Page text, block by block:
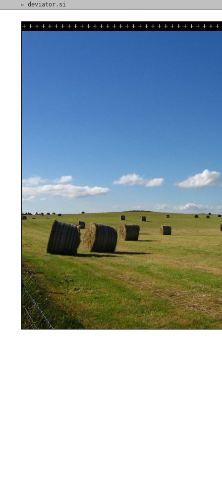
⇐ deviator.si
+ + + + + + + + + + + + + + + + + + + + + + + + + + + + + + +